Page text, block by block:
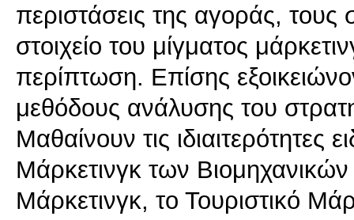
περιστάσεις της αγοράς, τους
στοιχείο του μίγματος
περίπτωση. Επίσης
μεθόδους ανάλυσης του
Μαθαίνουν τις
Μάρκετινγκ των
Μάρκετινγκ, το Τουριστικό